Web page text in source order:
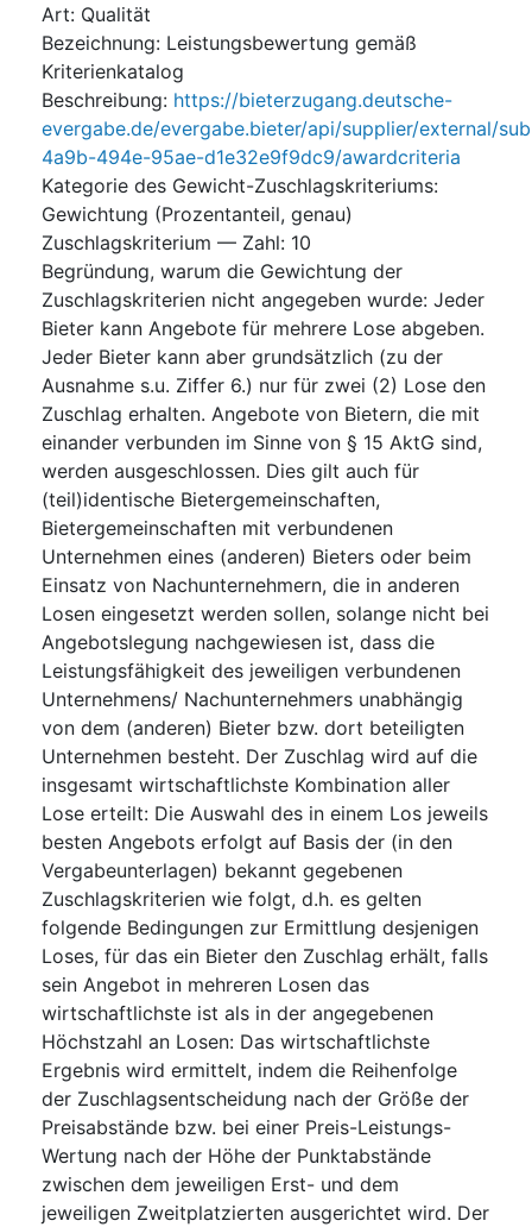
Art: Qualität
Bezeichnung: Leistungsbewertung gemäß
Kriterienkatalog
Beschreibung: https://bieterzugang.deutsche-
evergabe.de/evergabe.bieter/api/supplier/external/
4a9b-494e-95ae-d1e32e9f9dc9/awardcriteria
Kategorie des Gewicht-Zuschlagskriteriums:
Gewichtung (Prozentanteil, genau)
Zuschlagskriterium — Zahl: 10
Begründung, warum die Gewichtung der
Zuschlagskriterien nicht angegeben wurde: Jeder
Bieter kann Angebote für mehrere Lose abgeben.
Jeder Bieter kann aber grundsätzlich (zu der
Ausnahme s.u. Ziffer 6.) nur für zwei (2) Lose den
Zuschlag erhalten. Angebote von Bietern, die mit
einander verbunden im Sinne von § 15 AktG sind,
werden ausgeschlossen. Dies gilt auch für
(teil)identische Bietergemeinschaften,
Bietergemeinschaften mit verbundenen
Unternehmen eines (anderen) Bieters oder beim
Einsatz von Nachunternehmern, die in anderen
Losen eingesetzt werden sollen, solange nicht bei
Angebotslegung nachgewiesen ist, dass die
Leistungsfähigkeit des jeweiligen verbundenen
Unternehmens/ Nachunternehmers unabhängig
von dem (anderen) Bieter bzw. dort beteiligten
Unternehmen besteht. Der Zuschlag wird auf die
insgesamt wirtschaftlichste Kombination aller
Lose erteilt: Die Auswahl des in einem Los jeweils
besten Angebots erfolgt auf Basis der (in den
Vergabeunterlagen) bekannt gegebenen
Zuschlagskriterien wie folgt, d.h. es gelten
folgende Bedingungen zur Ermittlung desjenigen
Loses, für das ein Bieter den Zuschlag erhält, falls
sein Angebot in mehreren Losen das
wirtschaftlichste ist als in der angegebenen
Höchstzahl an Losen: Das wirtschaftlichste
Ergebnis wird ermittelt, indem die Reihenfolge
der Zuschlagsentscheidung nach der Größe der
Preisabstände bzw. bei einer Preis-Leistungs-
Wertung nach der Höhe der Punktabstände
zwischen dem jeweiligen Erst- und dem
jeweiligen Zweitplatzierten ausgerichtet wird. Der